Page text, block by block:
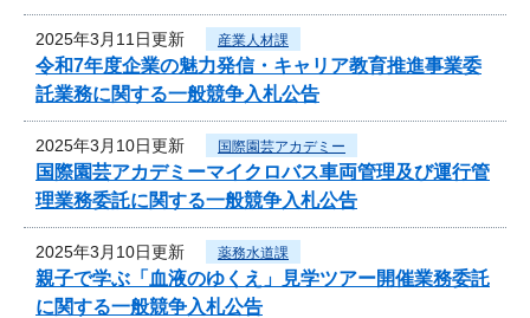
2025年3月11日更新 産業人材課
令和7年度企業の魅力発信・キャリア教育推進事業委
託業務に関する一般競争入札公告
2025年3月10日更新 国際園芸アカデミー
国際園芸アカデミーマイクロバス車両管理及び運行管
理業務委託に関する一般競争入札公告
2025年3月10日更新 薬務水道課
親子で学ぶ「血液のゆくえ」見学ツアー開催業務委託
に関する一般競争入札公告